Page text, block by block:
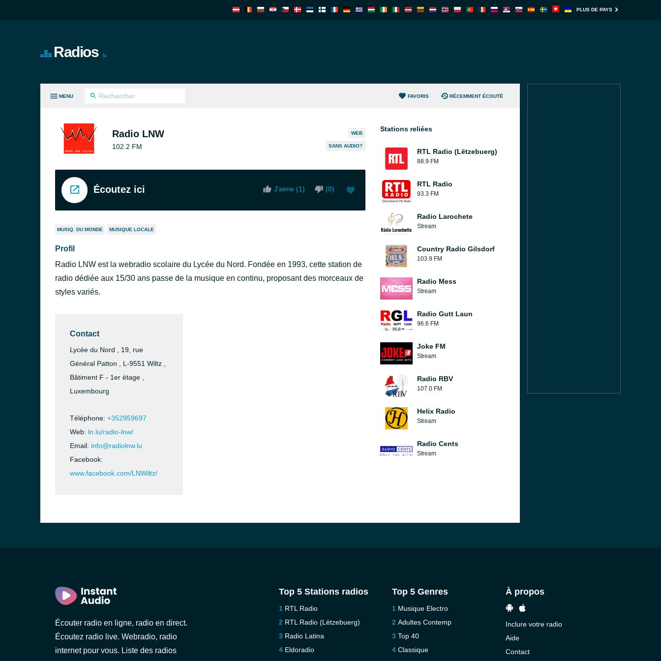
PLUS DE PAYS
Radios .lu
MENU FAVORIS RÉCEMMENT ÉCOUTÉ
Radio LNW
102.2 FM
WEB
SANS AUDIO?
Écoutez ici J'aime (1) (0)
MUSIQ. DU MONDE MUSIQUE LOCALE
Profil
Radio LNW est la webradio scolaire du Lycée du Nord. Fondée en 1993, cette station de
radio dédiée aux 15/30 ans passe de la musique en continu, proposant des morceaux de
styles variés.
Contact
Lycée du Nord , 19, rue
Général Patton , L-9551 Wiltz ,
Bâtiment F - 1er étage ,
Luxembourg
Téléphone: +352959697
Web: ln.lu/radio-lnw/
Email: info@radiolnw.lu
Facebook:
www.facebook.com/LNWiltz/
Stations reliées
RTL Radio (Lëtzebuerg)
88.9 FM
RTL Radio
93.3 FM
Radio Larochete
Stream
Country Radio Gilsdorf
103.9 FM
Radio Mess
Stream
Radio Gutt Laun
96.6 FM
Joke FM
Stream
Radio RBV
107.0 FM
Helix Radio
Stream
Radio Cents
Stream
Écouter radio en ligne, radio en direct.
Écoutez radio live. Webradio, radio
internet pour vous. Liste des radios
Top 5 Stations radios
RTL Radio
RTL Radio (Lëtzebuerg)
Radio Latina
Eldoradio
Top 5 Genres
Musique Electro
Adultes Contemp
Top 40
Classique
À propos
Inclure votre radio
Aide
Contact